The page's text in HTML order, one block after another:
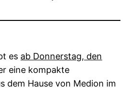
es ab Donnerstag, den
eine kompakte
dem Hause von Medion im